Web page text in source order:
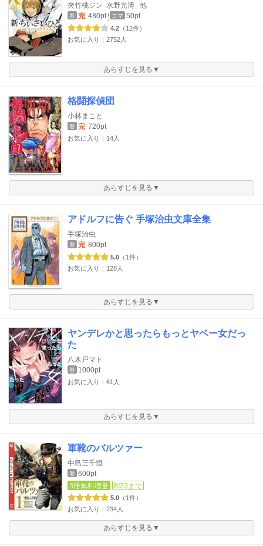
夾竹桃ジン 水野光博 他
巻 完 480pt コマ 50pt
4.2 （12件）
お気に入り：2752人
あらすじを見る▼
格闘探偵団
小林まこと
巻 完 720pt
お気に入り：14人
あらすじを見る▼
アドルフに告ぐ 手塚治虫文庫全集
手塚治虫
巻 完 800pt
5.0 （1件）
お気に入り：128人
あらすじを見る▼
ヤンデレかと思ったらもっとヤベー女だっ
た
八木戸マト
巻 1000pt
お気に入り：61人
あらすじを見る▼
軍靴のバルツァー
中島三千恒
巻 600pt
3冊無料増量
8/23まで
5.0 （1件）
お気に入り：234人
あらすじを見る▼